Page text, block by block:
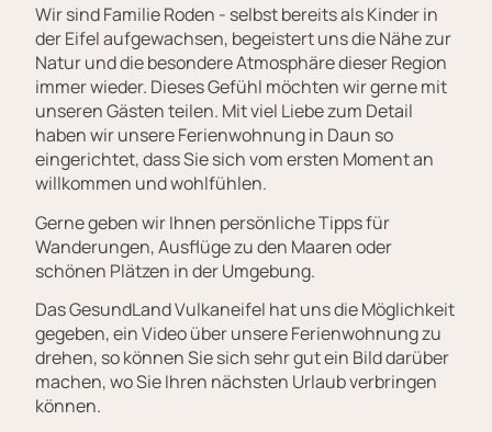
Wir sind Familie Roden - selbst bereits als Kinder in
der Eifel aufgewachsen, begeistert uns die Nähe zur
Natur und die besondere Atmosphäre dieser Region
immer wieder. Dieses Gefühl möchten wir gerne mit
unseren Gästen teilen. Mit viel Liebe zum Detail
haben wir unsere Ferienwohnung in Daun so
eingerichtet, dass Sie sich vom ersten Moment an
willkommen und wohlfühlen.
Gerne geben wir Ihnen persönliche Tipps für
Wanderungen, Ausflüge zu den Maaren oder
schönen Plätzen in der Umgebung.
Das GesundLand Vulkaneifel hat uns die Möglichkeit
gegeben, ein Video über unsere Ferienwohnung zu
drehen, so können Sie sich sehr gut ein Bild darüber
machen, wo Sie Ihren nächsten Urlaub verbringen
können.